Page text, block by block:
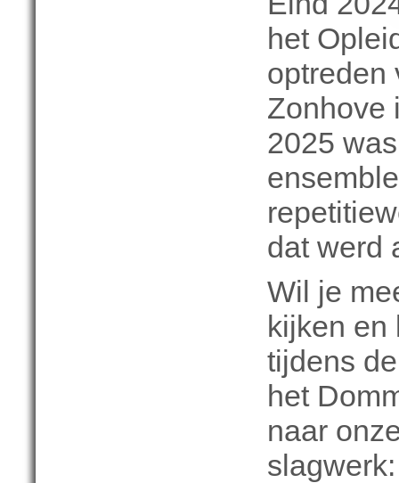
het
optreden
Zonhove
2025
dat werd
Wil je
kijken en
tijdens
het
naar